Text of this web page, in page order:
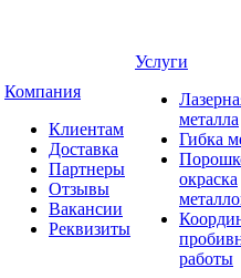
Компания
Клиентам
Доставка
Партнеры
Отзывы
Вакансии
Реквизиты
Услуги
металла
Гибка
окраска
работы